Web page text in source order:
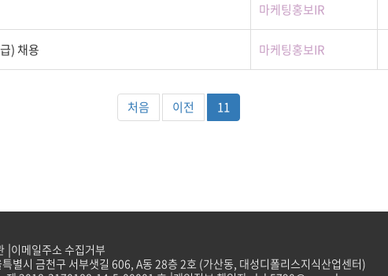
마케팅홍보IR
) 채용 마케팅홍보IR
처음 이전 열린
11 페이지
이메일주소 수집거부
특별시 금천구 서부샛길 606, A동 28층 2호 (가산동, 대성디폴리스지식산업센터)